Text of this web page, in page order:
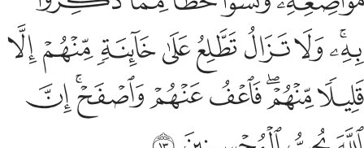
ﲥﲦﲧﲨﲩﲪﲫﲬﲭ
ﲮﲯﲰﲱﲲﲳﲴﲵ